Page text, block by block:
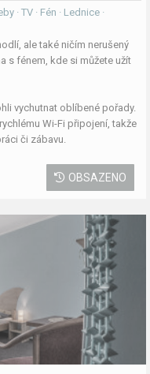
· TV · Fén · Lednice ·
ale také ničím nerušený
s fénem, kde si můžete užít
vychutnat oblíbené pořady.
Wi-Fi připojení, takže
či zábavu.
OBSAZENO